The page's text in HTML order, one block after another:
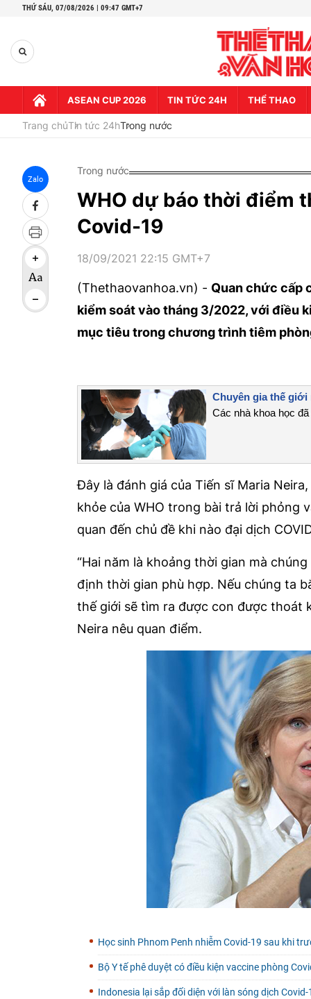
THỨ SÁU, 07/08/2026 | 09:47 GMT+7
ASEAN CUP 2026 TIN TỨC 24H THỂ THAO
Trang chủTin tức 24hTrong nước
Zalo
Trong nước
WHO dự báo thời điểm
Covid-19
18/09/2021 22:15 GMT+7
(Thethaovanhoa.vn) - Quan chức cấp
kiểm soát vào tháng 3/2022, với điều
mục tiêu trong chương trình tiêm
Chuyên gia thế
Các nhà khoa học
Đây là đánh giá của Tiến sĩ Maria
khỏe của WHO trong bài trả lời phỏng
quan đến chủ đề khi nào đại dịch
“Hai năm là khoảng thời gian mà
định thời gian phù hợp. Nếu chúng ta
thế giới sẽ tìm ra được con được thoát
Neira nêu quan điểm.
Học sinh Phnom Penh nhiễm Covid-19 sau khi
Bộ Y tế phê duyệt có điều kiện vaccine phòng
Indonesia lại sắp đối diện với làn sóng dịch Covid-